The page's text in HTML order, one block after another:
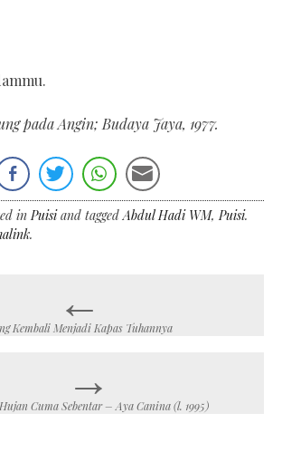
pada Angin; Budaya Jaya, 1977.
inPuisiand taggedAbdul Hadi WM,Puisi.
.
←
Kembali Menjadi Kapas Tuhannya
→
Cuma Sebentar – Aya Canina (l. 1995)